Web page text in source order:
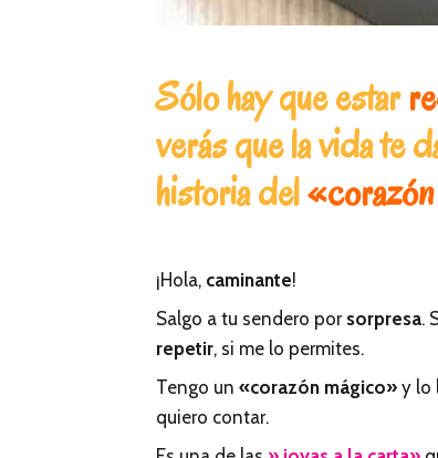
Sólo hay que estar
verás que la vida te
historia del
¡Hola, caminante!
Salgo a tu sendero por sorpresa.
repetir, si me lo permites.
Tengo un «corazón mágico» y lo
quiero contar.